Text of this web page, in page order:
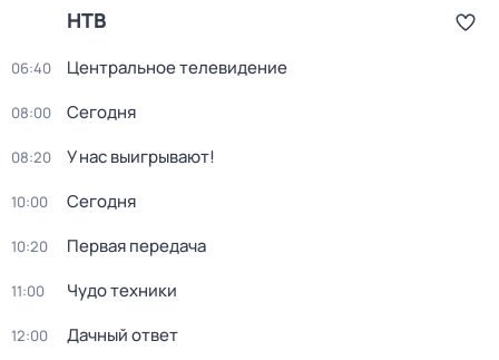
НТВ
06:40 Центральное телевидение
08:00 Сегодня
08:20 У нас выигрывают!
10:00 Сегодня
10:20 Первая передача
11:00 Чудо техники
12:00 Дачный ответ